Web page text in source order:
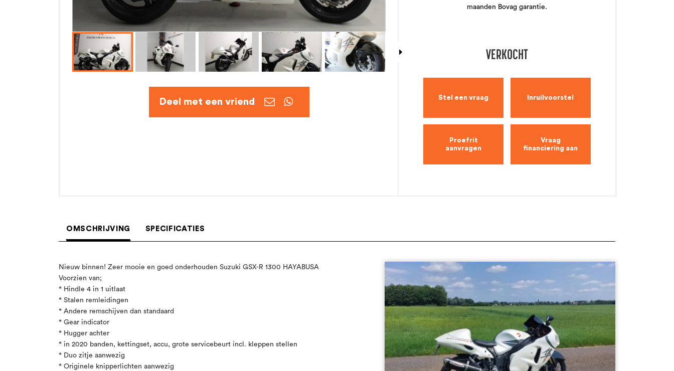
 
maanden Bovag garantie.
VERKOCHT
Stel een vraag Inruilvoorstel
Proefrit
aanvragen
Vraag
financiering aan
OMSCHRIJVING SPECIFICATIES
Nieuw binnen! Zeer mooie en goed onderhouden Suzuki GSX-R 1300 HAYABUSA
Voorzien van;
* Hindle 4 in 1 uitlaat
* Stalen remleidingen
* Andere remschijven dan standaard
* Gear indicator
* Hugger achter
* in 2020 banden, kettingset, accu, grote servicebeurt incl. kleppen stellen
* Duo zitje aanwezig
* Originele knipperlichten aanwezig